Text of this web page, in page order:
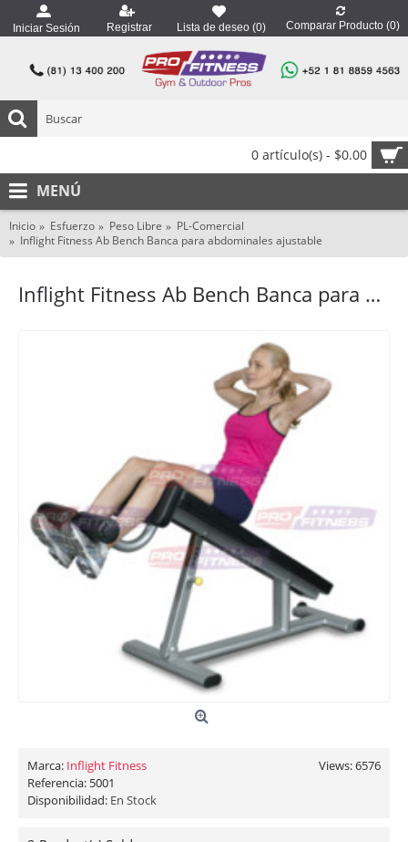
Iniciar Sesión Registrar Lista de deseo (0) Comparar Producto (0)
0 artículo(s) - $0.00
MENÚ
Inicio Esfuerzo Peso Libre
PL-Comercial
Inflight Fitness Ab Bench Banca para abdominales ajustable
Inflight Fitness Ab Bench Banca para abdominales ajustable
Views: 6576
Marca: Inflight Fitness
Referencia: 5001
Disponibilidad: En Stock